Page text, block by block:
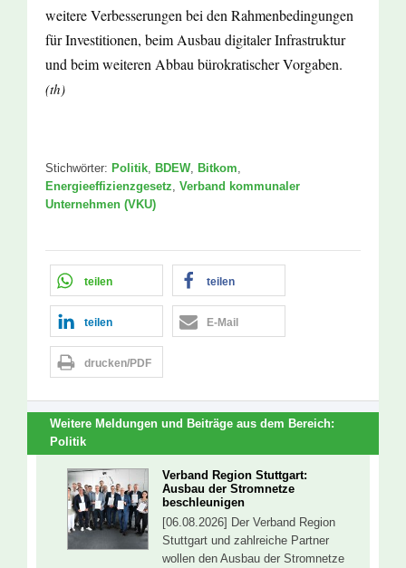
weitere Verbesserungen bei den Rahmenbedingungen
für Investitionen, beim Ausbau digitaler Infrastruktur
und beim weiteren Abbau bürokratischer Vorgaben.
(th)
Stichwörter: Politik, BDEW, Bitkom,
Energieeffizienzgesetz, Verband kommunaler
Unternehmen (VKU)
teilen teilen
teilen E-Mail
drucken/PDF
Weitere Meldungen und Beiträge aus dem Bereich:
Politik
Verband Region Stuttgart:
Ausbau der Stromnetze
beschleunigen
[06.08.2026] Der Verband Region
Stuttgart und zahlreiche Partner
wollen den Ausbau der Stromnetze